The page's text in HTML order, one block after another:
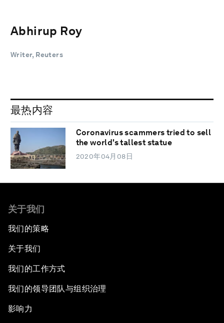
Abhirup Roy
Writer, Reuters
最热内容
Coronavirus scammers tried to sell
the world's tallest statue
2020年04月08日
关于我们
我们的策略
关于我们
我们的工作方式
我们的领导团队与组织治理
影响力